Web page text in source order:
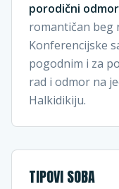
porodični odmor
romantičan beg
Konferencijske
pogodnim i za
rad i odmor na
Halkidikiju.
TIPOVI SOBA